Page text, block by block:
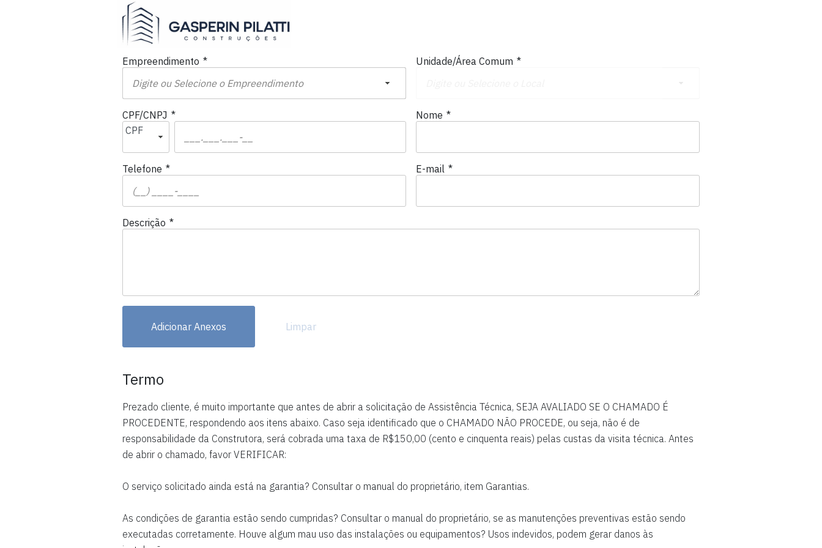
Empreendimento * Unidade/Área Comum *
CPF/CNPJ *
CPF
Nome *
Telefone * E-mail *
Descrição *
Adicionar Anexos Limpar
Termo
Prezado cliente, é muito importante que antes de abrir a solicitação de Assistência Técnica, SEJA AVALIADO SE O CHAMADO É
PROCEDENTE, respondendo aos itens abaixo. Caso seja identificado que o CHAMADO NÃO PROCEDE, ou seja, não é de
responsabilidade da Construtora, será cobrada uma taxa de R$150,00 (cento e cinquenta reais) pelas custas da visita técnica. Antes
de abrir o chamado, favor VERIFICAR:
O serviço solicitado ainda está na garantia? Consultar o manual do proprietário, item Garantias.
As condições de garantia estão sendo cumpridas? Consultar o manual do proprietário, se as manutenções preventivas estão sendo
executadas corretamente. Houve algum mau uso das instalações ou equipamentos? Usos indevidos, podem gerar danos às